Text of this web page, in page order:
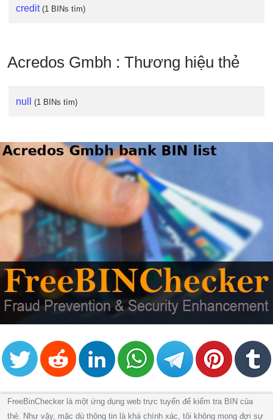
credit (1 BINs tìm)
Acredos Gmbh : Thương hiệu thẻ
null (1 BINs tìm)
FreeBinChecker là một ứng dụng web trực tuyến để kiểm tra BIN của
thẻ. Như vậy, mặc dù thông tin là khá chính xác, tôi không mong đợi sự